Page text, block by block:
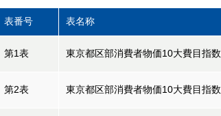
表番号 表名称
第1表 東京都区部消費者物価10大費目指
第2表 東京都区部消費者物価10大費目指